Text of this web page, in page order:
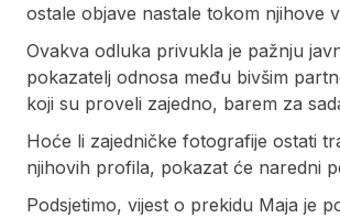
ostale objave nastale tokom njihove
Ovakva odluka privukla je pažnju
pokazatelj odnosa među bivšim
koji su proveli zajedno, barem za
Hoće li zajedničke fotografije ostati
njihovih profila, pokazat će naredni
Podsjetimo, vijest o prekidu Maja je